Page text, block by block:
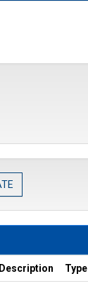
Description Type